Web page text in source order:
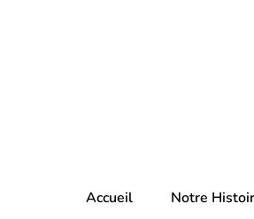
Accueil Notre